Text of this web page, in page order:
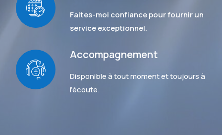
Faites-moi confiance pour fournir un
service exceptionnel.
Accompagnement
Disponible à tout moment et toujours à
l’écoute.